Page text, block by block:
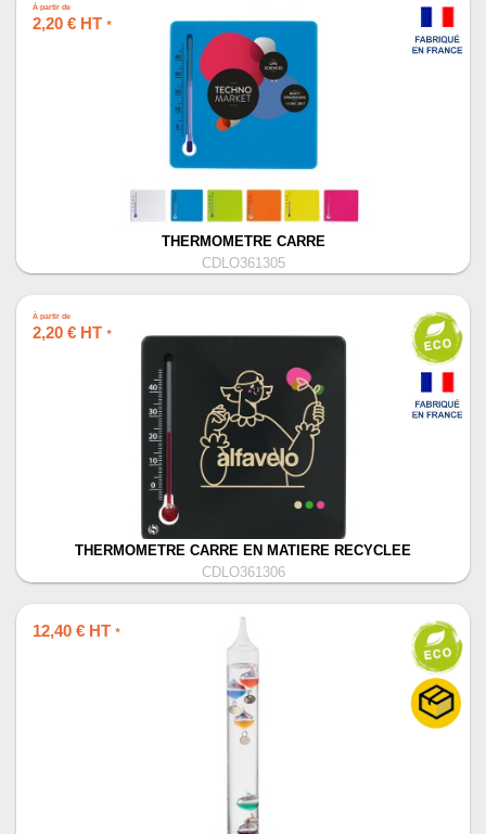
À partir de
2,20 € HT *
THERMOMETRE CARRE
CDLO361305
À partir de
2,20 € HT *
THERMOMETRE CARRE EN MATIERE RECYCLEE
CDLO361306
12,40 € HT *